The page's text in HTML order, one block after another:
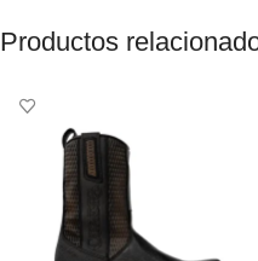
Productos